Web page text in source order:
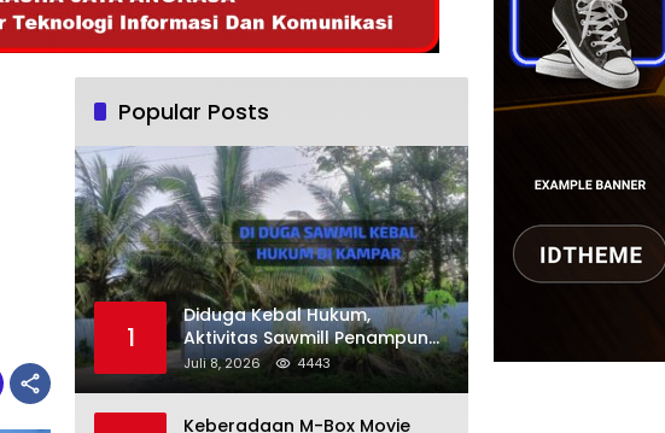
Popular Posts
1
Diduga Kebal Hukum,
Aktivitas Sawmill Penampung
Kayu Ilegal di Kampar, Publik
Soroti Komitmen Penegakan
Juli 8, 2026 4443
Keberadaan M-Box Movie